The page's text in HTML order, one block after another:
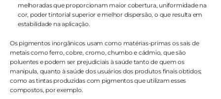
melhoradas que proporcionam maior cobertura, uniformidade na
cor, poder tintorial superior e melhor dispersão, o que resulta em
estabilidade na aplicação.
Os pigmentos inorgânicos usam como matérias-primas os sais de
metais como ferro, cobre, cromo, chumbo e cádmio, que são
poluentes e podem ser prejudiciais à saúde tanto de quem os
manipula, quanto à saúde dos usuários dos produtos finais obtidos;
como as tintas produzidas com pigmentos que utilizam esses
compostos, por exemplo.